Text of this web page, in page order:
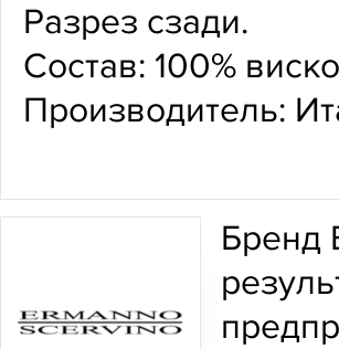
Разрез сзади.
Состав: 100%
Производитель:
Бренд